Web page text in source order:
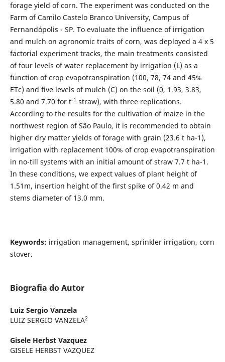
forage yield of corn. The experiment was conducted on the
Farm of Camilo Castelo Branco University, Campus of
Fernandópolis - SP. To evaluate the influence of irrigation
and mulch on agronomic traits of corn, was deployed a 4 x 5
factorial experiment tracks, the main treatments consisted
of four levels of water replacement by irrigation (L) as a
function of crop evapotranspiration (100, 78, 74 and 45%
ETc) and five levels of mulch (C) on the soil (0, 1.93, 3.83,
5.80 and 7.70 for t-1 straw), with three replications.
According to the results for the cultivation of maize in the
northwest region of São Paulo, it is recommended to obtain
higher dry matter yields of forage with grain (23.6 t ha-1),
irrigation with replacement 100% of crop evapotranspiration
in no-till systems with an initial amount of straw 7.7 t ha-1.
In these conditions, we expect values of plant height of
1.51m, insertion height of the first spike of 0.42 m and
stems diameter of 13.0 mm.
Keywords: irrigation management, sprinkler irrigation, corn
stover.
Biografia do Autor
Luiz Sergio Vanzela
LUIZ SERGIO VANZELA2
Gisele Herbst Vazquez
GISELE HERBST VAZQUEZ